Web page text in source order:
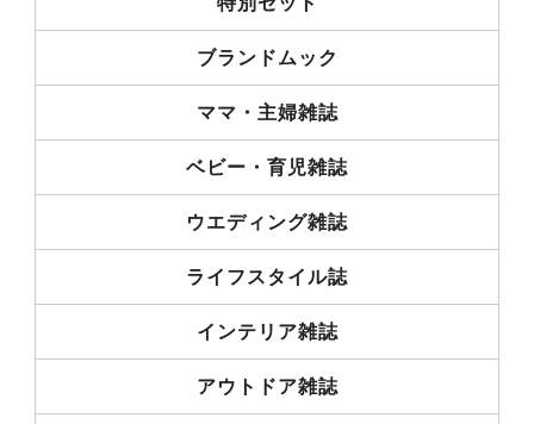
ブランドムック
ママ・主婦雑誌
ベビー・育児雑誌
ウエディング雑誌
ライフスタイル誌
インテリア雑誌
アウトドア雑誌